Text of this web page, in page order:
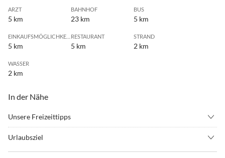
ARZT
5 km
BAHNHOF
23 km
BUS
5 km
5 km
RESTAURANT
5 km
STRAND
2 km
WASSER
2 km
In der Nähe
Unsere Freizeittipps
Urlaubsziel